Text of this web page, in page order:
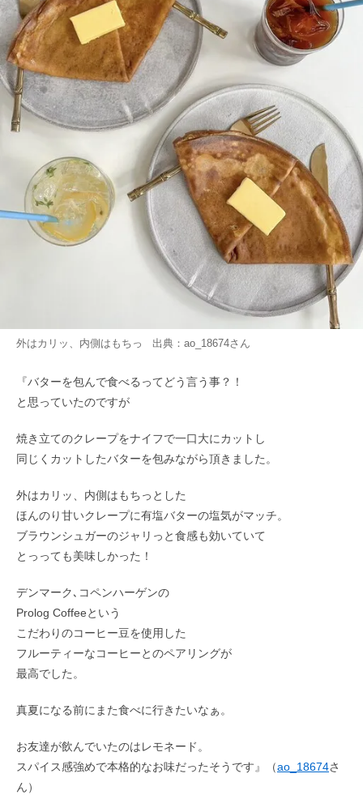
外はカリッ、内側はもちっ 出典： ao_18674さん
『バターを包んで食べるってどう言う事？！
と思っていたのですが
焼き立てのクレープをナイフで一口大にカットし
同じくカットしたバターを包みながら頂きました。
外はカリッ、内側はもちっとした
ほんのり甘いクレープに有塩バターの塩気がマッチ。
ブラウンシュガーのジャリっと食感も効いていて
とっっても美味しかった！
デンマーク､コペンハーゲンの
Prolog Coffeeという
こだわりのコーヒー豆を使用した
フルーティーなコーヒーとのペアリングが
最高でした。
真夏になる前にまた食べに行きたいなぁ。
お友達が飲んでいたのはレモネード。
スパイス感強めで本格的なお味だったそうです』（ao_18674さ
ん）